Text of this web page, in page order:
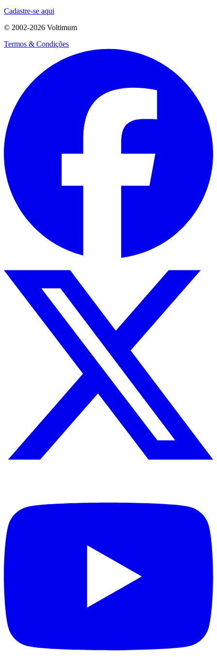
Cadastre-se aqui
© 2002-2026 Voltimum
Termos & Condições